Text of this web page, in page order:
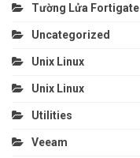
Tường Lửa Fortigate
Uncategorized
Unix Linux
Unix Linux
Utilities
Veeam